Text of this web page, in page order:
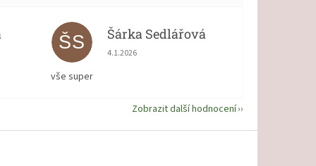
5 z 5 hvězdiček.ŠS Šárka Sedlářová
Hodnocení obchodu je 5 z 5 hvězdiček.
4.1.2026
vše super
Zobrazit další hodnocení